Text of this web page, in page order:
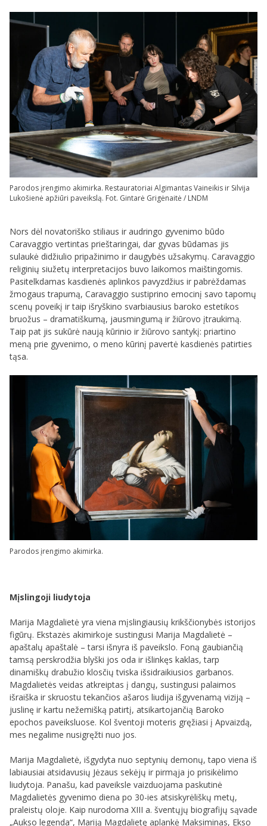
Parodos įrengimo akimirka. Restauratoriai Algimantas Vaineikis ir Silvija
Lukošienė apžiūri paveikslą. Fot. Gintarė Grigėnaitė / LNDM
Nors dėl novatoriško stiliaus ir audringo gyvenimo būdo
Caravaggio vertintas prieštaringai, dar gyvas būdamas jis
sulaukė didžiulio pripažinimo ir daugybės užsakymų. Caravaggio
religinių siužetų interpretacijos buvo laikomos maištingomis.
Pasitelkdamas kasdienės aplinkos pavyzdžius ir pabrėždamas
žmogaus trapumą, Caravaggio sustiprino emocinį savo tapomų
scenų poveikį ir taip išryškino svarbiausius baroko estetikos
bruožus – dramatiškumą, jausmingumą ir žiūrovo įtraukimą.
Taip pat jis sukūrė naują kūrinio ir žiūrovo santykį: priartino
meną prie gyvenimo, o meno kūrinį pavertė kasdienės patirties
tąsa.
Parodos įrengimo akimirka.
Mįslingoji liudytoja
Marija Magdalietė yra viena mįslingiausių krikščionybės istorijos
figūrų. Ekstazės akimirkoje sustingusi Marija Magdalietė –
apaštalų apaštalė – tarsi išnyra iš paveikslo. Foną gaubiančią
tamsą perskrodžia blyški jos oda ir išlinkęs kaklas, tarp
dinamiškų drabužio klosčių tviska išsidraikiusios garbanos.
Magdalietės veidas atkreiptas į dangų, sustingusi palaimos
išraiška ir skruostu tekančios ašaros liudija išgyvenamą viziją –
juslinę ir kartu nežemišką patirtį, atsikartojančią Baroko
epochos paveiksluose. Kol šventoji moteris gręžiasi į Apvaizdą,
mes negalime nusigręžti nuo jos.
Marija Magdalietė, išgydyta nuo septynių demonų, tapo viena iš
labiausiai atsidavusių Jėzaus sekėjų ir pirmąja jo prisikėlimo
liudytoja. Panašu, kad paveiksle vaizduojama paskutinė
Magdalietės gyvenimo diena po 30-ies atsiskyrėliškų metų,
praleistų oloje. Kaip nurodoma XIII a. šventųjų biografijų sąvade
„Aukso legenda“, Mariją Magdalietę aplankė Maksiminas, Ekso